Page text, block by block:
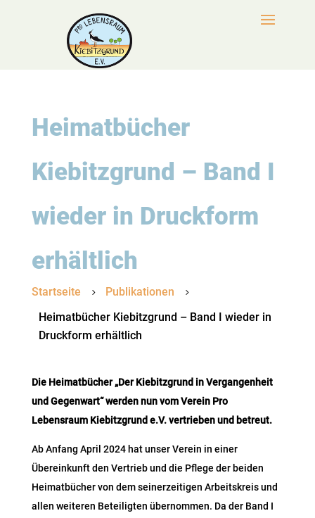
Heimatbücher
Kiebitzgrund – Band I
wieder in Druckform
erhältlich
Startseite 5 Publikationen 5
Heimatbücher Kiebitzgrund – Band I wieder in
Druckform erhältlich
Die Heimatbücher „Der Kiebitzgrund in Vergangenheit
und Gegenwart“ werden nun vom Verein Pro
Lebensraum Kiebitzgrund e.V. vertrieben und betreut.
Ab Anfang April 2024 hat unser Verein in einer
Übereinkunft den Vertrieb und die Pflege der beiden
Heimatbücher von dem seinerzeitigen Arbeitskreis und
allen weiteren Beteiligten übernommen. Da der Band I